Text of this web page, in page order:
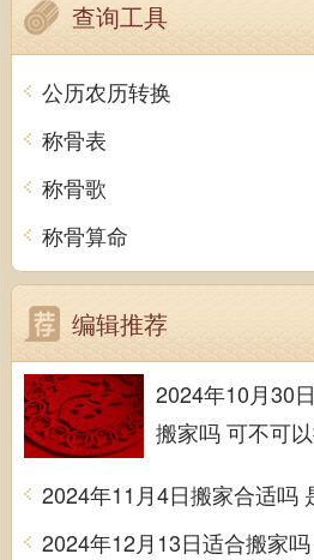
查询工具
公历农历转换
称骨表
称骨歌
称骨算命
编辑推荐
2024年10月30
搬家吗 可不可